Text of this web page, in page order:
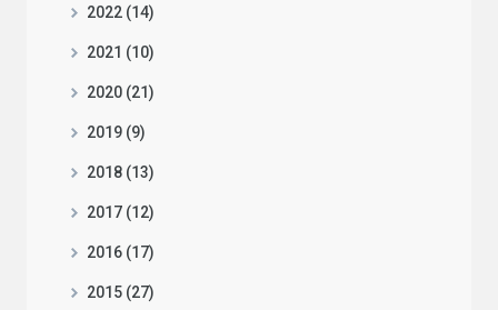
2022 (14)
2021 (10)
2020 (21)
2019 (9)
2018 (13)
2017 (12)
2016 (17)
2015 (27)